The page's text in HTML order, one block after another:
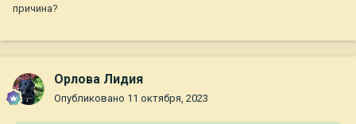
причина?
Орлова Лидия
Опубликовано 11 октября, 2023